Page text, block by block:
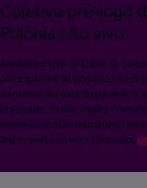
Coletiva pré-jogo
Polônia | Ao vivo
Assista ao vivo do Qatar as
participantes da Copa do Mundo
transmissões está disponível na
Português, Árabe, Inglês,
coletivas ficarão disponíveis
transmissão ao vivo. Descubra